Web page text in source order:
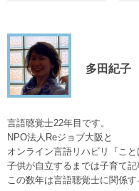
多田紀子
言語聴覚士22年目です。
NPO法人Reジョブ大阪と
オンライン言語リハビリ『こ
子供が自立するまでは子育て
この数年は言語聴覚士に関係す